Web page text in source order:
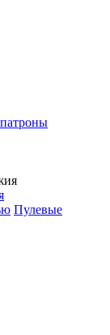
Пулевые